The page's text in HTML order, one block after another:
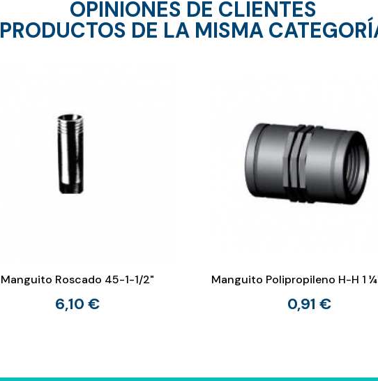
OPINIONES DE CLIENTES
PRODUCTOS DE LA MISMA
Manguito Roscado 45-1-1/2"
6,10 €
Manguito Polipropileno H-H 1
0,91 €